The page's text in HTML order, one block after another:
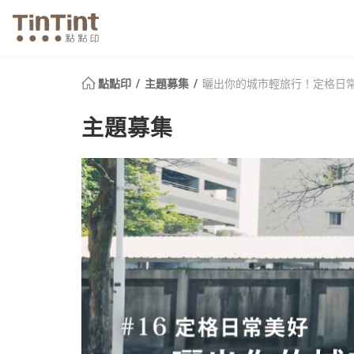
點點印 主題募集 曬出你的城市輕旅行！定格日
主題募集